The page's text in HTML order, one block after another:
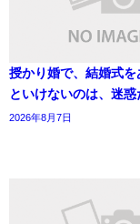
授かり婚で、結婚式を
といけないのは、迷惑
2026年8月7日